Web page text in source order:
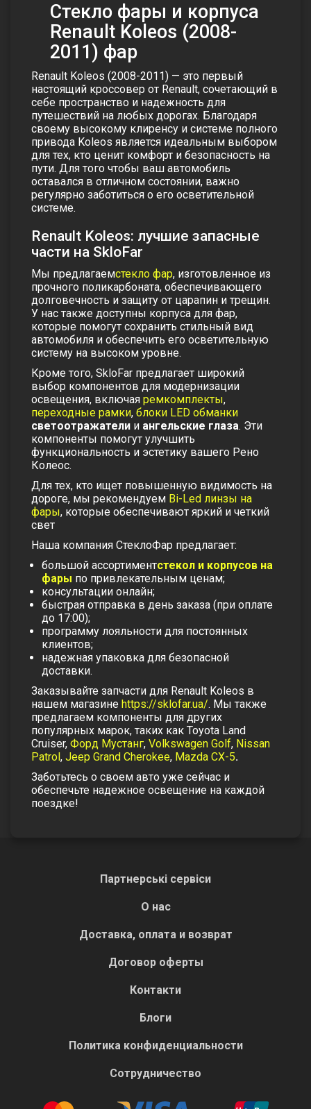
Стекло фары и корпуса
Renault Koleos (2008-
2011) фар
Renault Koleos (2008-2011) — это первый
настоящий кроссовер от Renault, сочетающий в
себе пространство и надежность для
путешествий на любых дорогах. Благодаря
своему высокому клиренсу и системе полного
привода Koleos является идеальным выбором
для тех, кто ценит комфорт и безопасность на
пути. Для того чтобы ваш автомобиль
оставался в отличном состоянии, важно
регулярно заботиться о его осветительной
системе.
Renault Koleos: лучшие запасные
части на SkloFar
Мы предлагаемстекло фар, изготовленное из
прочного поликарбоната, обеспечивающего
долговечность и защиту от царапин и трещин.
У нас также доступны корпуса для фар,
которые помогут сохранить стильный вид
автомобиля и обеспечить его осветительную
систему на высоком уровне.
Кроме того, SkloFar предлагает широкий
выбор компонентов для модернизации
освещения, включая ремкомплекты,
переходные рамки, блоки LED обманки
светоотражатели и ангельские глаза. Эти
компоненты помогут улучшить
функциональность и эстетику вашего Рено
Колеос.
Для тех, кто ищет повышенную видимость на
дороге, мы рекомендуем Bi-Led линзы на
фары, которые обеспечивают яркий и четкий
свет
Наша компания СтеклоФар предлагает:
большой ассортиментстекол и корпусов на
фары по привлекательным ценам;
консультации онлайн;
быстрая отправка в день заказа (при оплате
до 17:00);
программу лояльности для постоянных
клиентов;
надежная упаковка для безопасной
доставки.
Заказывайте запчасти для Renault Koleos в
нашем магазине https://sklofar.ua/. Мы также
предлагаем компоненты для других
популярных марок, таких как Toyota Land
Cruiser, Форд Мустанг, Volkswagen Golf, Nissan
Patrol , Jeep Grand Cherokee, Mazda CX-5.
Заботьтесь о своем авто уже сейчас и
обеспечьте надежное освещение на каждой
поездке!
Партнерські сервіси
О нас
Доставка, оплата и возврат
Договор оферты
Контакти
Блоги
Политика конфиденциальности
Сотрудничество